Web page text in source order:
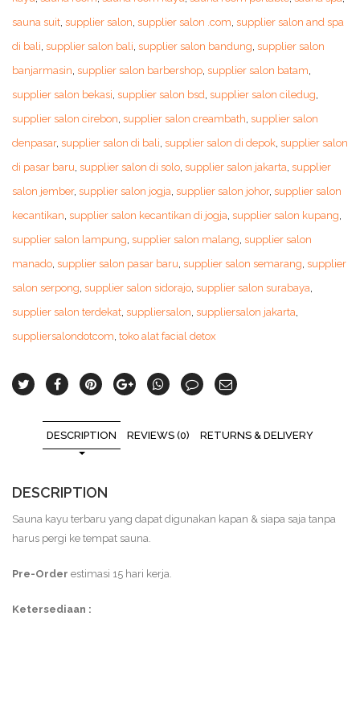
sauna suit, supplier salon, supplier salon .com, supplier salon and spa
di bali, supplier salon bali, supplier salon bandung, supplier salon
banjarmasin, supplier salon barbershop, supplier salon batam,
supplier salon bekasi, supplier salon bsd, supplier salon ciledug,
supplier salon cirebon, supplier salon creambath, supplier salon
denpasar, supplier salon di bali, supplier salon di depok, supplier salon
di pasar baru, supplier salon di solo, supplier salon jakarta, supplier
salon jember, supplier salon jogja, supplier salon johor, supplier salon
kecantikan, supplier salon kecantikan di jogja, supplier salon kupang,
supplier salon lampung, supplier salon malang, supplier salon
manado, supplier salon pasar baru, supplier salon semarang, supplier
salon serpong, supplier salon sidorajo, supplier salon surabaya,
supplier salon terdekat, suppliersalon, suppliersalon jakarta,
suppliersalondotcom, toko alat facial detox
DESCRIPTION REVIEWS (0) RETURNS & DELIVERY
DESCRIPTION
Sauna kayu terbaru yang dapat digunakan kapan & siapa saja tanpa
harus pergi ke tempat sauna.
Pre-Order estimasi 15 hari kerja.
Ketersediaan :